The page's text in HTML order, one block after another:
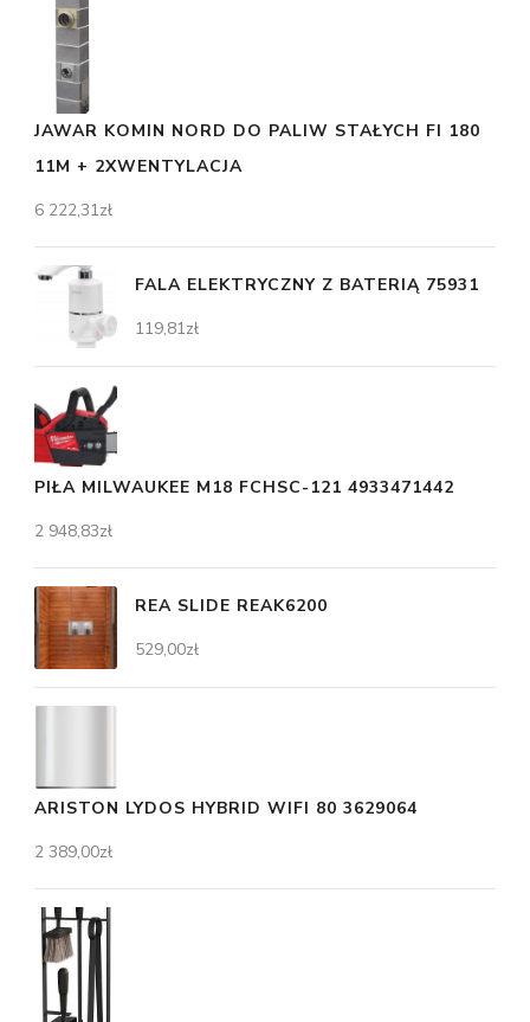
JAWAR KOMIN NORD DO PALIW STAŁYCH FI 180
11M + 2XWENTYLACJA
6 222,31zł
FALA ELEKTRYCZNY Z BATERIĄ 75931
119,81zł
PIŁA MILWAUKEE M18 FCHSC-121 4933471442
2 948,83zł
REA SLIDE REAK6200
529,00zł
ARISTON LYDOS HYBRID WIFI 80 3629064
2 389,00zł